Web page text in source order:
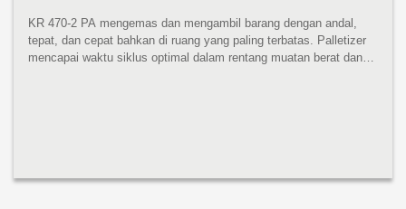
KR 470-2 PA mengemas dan mengambil barang dengan andal,
tepat, dan cepat bahkan di ruang yang paling terbatas. Palletizer
mencapai waktu siklus optimal dalam rentang muatan berat dan